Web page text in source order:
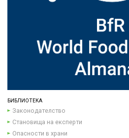
БИБЛИОТЕКА
Законодателство
Становища на експерти
Опасности в храни